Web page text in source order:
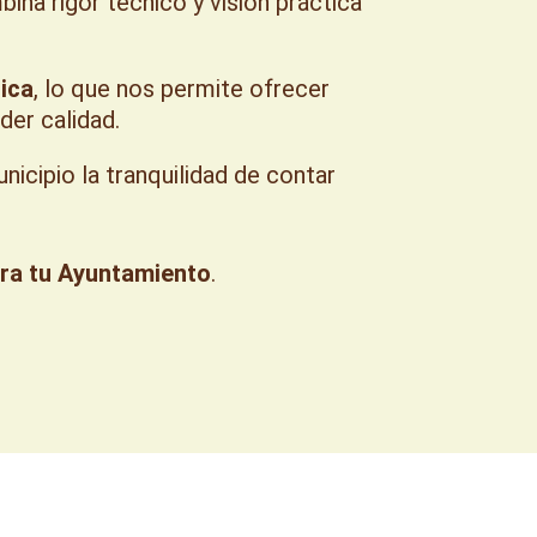
, lo que nos permite ofrecer
calidad.
la tranquilidad de contar
tu Ayuntamiento.